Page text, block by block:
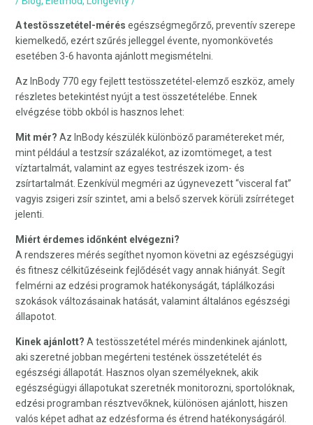
A testösszetétel-mérés egészségmegőrző, preventív szerepe
kiemelkedő, ezért szűrés jelleggel évente, nyomonkövetés
esetében 3-6 havonta ajánlott megismételni.
Az InBody 770 egy fejlett testösszetétel-elemző eszköz, amely
részletes betekintést nyújt a test összetételébe. Ennek
elvégzése több okból is hasznos lehet:
Mit mér? Az InBody készülék különböző paramétereket mér,
mint például a testzsír százalékot, az izomtömeget, a test
víztartalmát, valamint az egyes testrészek izom- és
zsírtartalmát. Ezenkívül megméri az úgynevezett “visceral fat”
vagyis zsigeri zsír szintet, ami a belső szervek körüli zsírréteget
jelenti.
Miért érdemes időnként elvégezni?
A rendszeres mérés segíthet nyomon követni az egészségügyi
és fitnesz célkitűzéseink fejlődését vagy annak hiányát. Segít
felmérni az edzési programok hatékonyságát, táplálkozási
szokások változásainak hatását, valamint általános egészségi
állapotot.
Kinek ajánlott? A testösszetétel mérés mindenkinek ajánlott,
aki szeretné jobban megérteni testének összetételét és
egészségi állapotát. Hasznos olyan személyeknek, akik
egészségügyi állapotukat szeretnék monitorozni, sportolóknak,
edzési programban résztvevőknek, különösen ajánlott, hiszen
valós képet adhat az edzésforma és étrend hatékonyságáról.